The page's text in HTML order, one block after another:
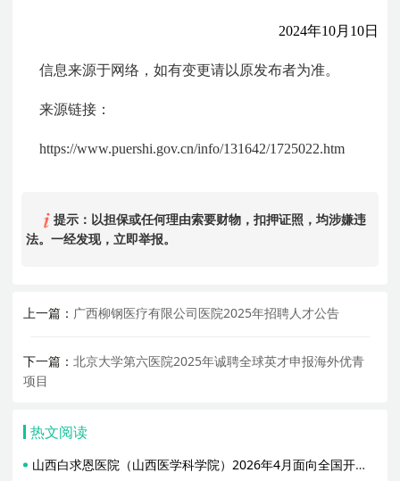
2024年10月10日
信息来源于网络，如有变更请以原发布者为准。
来源链接：
https://www.puershi.gov.cn/info/131642/1725022.htm
提示：以担保或任何理由索要财物，扣押证照，均涉嫌违
法。一经发现，立即举报。
上一篇： 广西柳钢医疗有限公司医院2025年招聘人才公告
下一篇：北京大学第六医院2025年诚聘全球英才申报海外优青
项目
热文阅读
山西白求恩医院（山西医学科学院）2026年4月面向全国开展器官移植中心主任、头颈肿瘤科主任公开竞聘公告